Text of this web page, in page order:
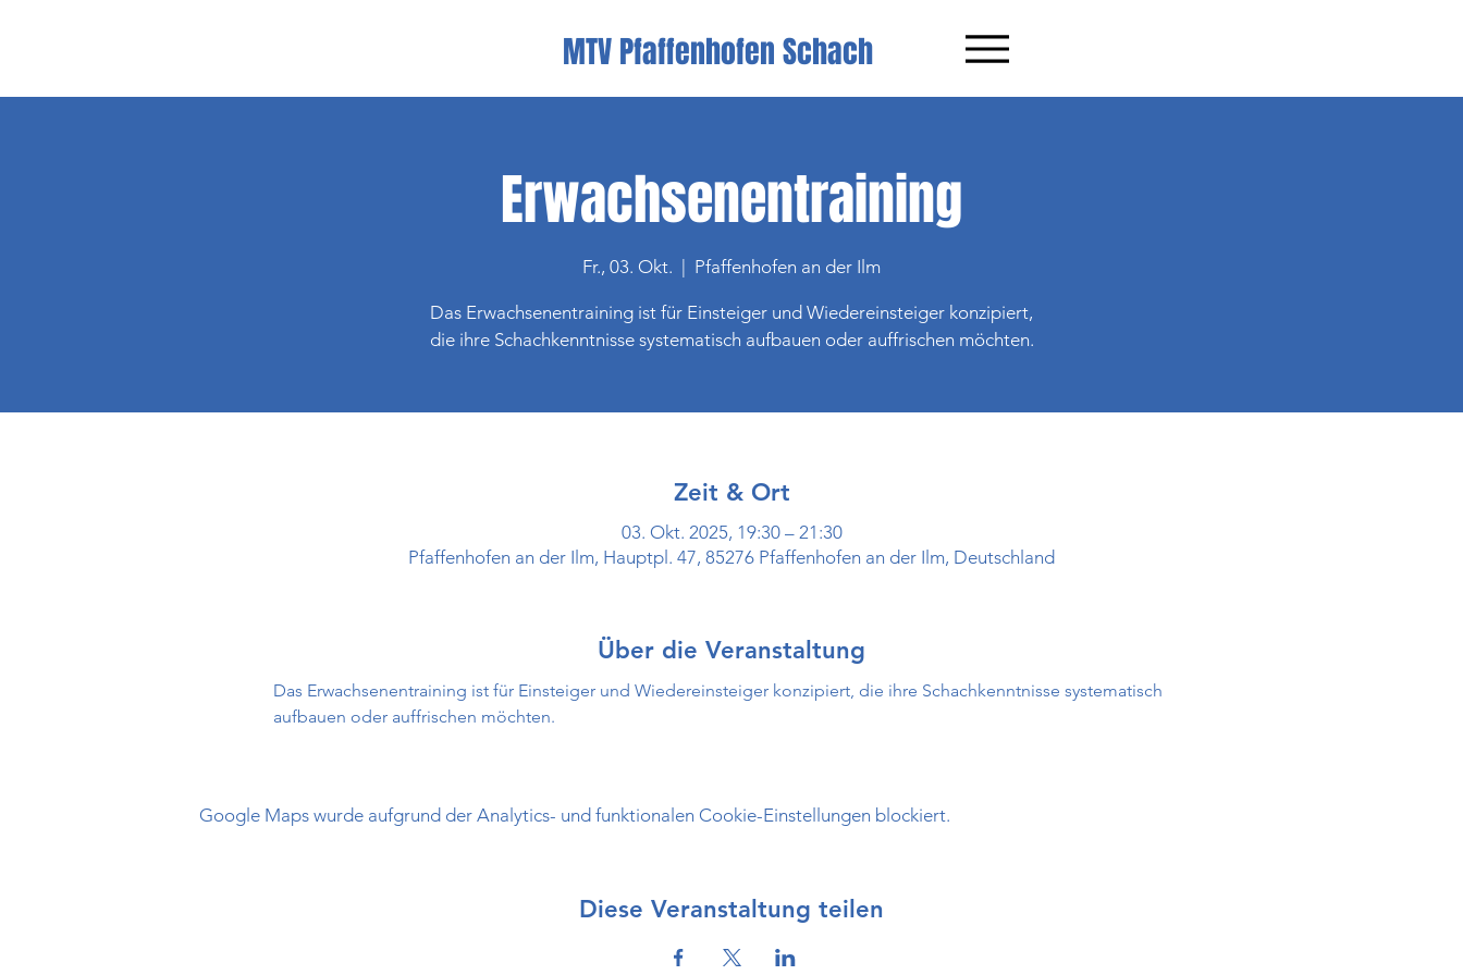
MTV Pfaffenhofen Schach
Erwachsenentraining
Fr., 03. Okt. Pfaffenhofen an der Ilm
Das Erwachsenentraining ist für Einsteiger und Wiedereinsteiger konzipiert,
die ihre Schachkenntnisse systematisch aufbauen oder auffrischen möchten.
Zeit & Ort
03. Okt. 2025, 19:30 – 21:30
Pfaffenhofen an der Ilm, Hauptpl. 47, 85276 Pfaffenhofen an der Ilm, Deutschland
Über die Veranstaltung
Das Erwachsenentraining ist für Einsteiger und Wiedereinsteiger konzipiert, die ihre Schachkenntnisse systematisch
aufbauen oder auffrischen möchten.
Google Maps wurde aufgrund der Analytics- und funktionalen Cookie-Einstellungen blockiert.
Diese Veranstaltung teilen